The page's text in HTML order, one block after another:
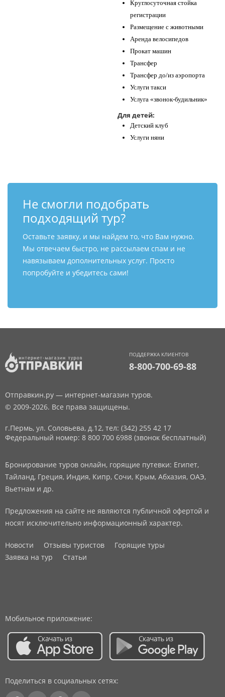
Круглосуточная стойка
регистрации
Размещение с животными
Аренда велосипедов
Прокат машин
Трансфер
Трансфер до/из аэропорта
Услуги такси
Услуга «звонок-будильник»
Для детей:
Детский клуб
Услуги няни
Не смогли подобрать
подходящий тур?
Оставьте заявку, и мы найдем то, что Вам нужно.
Мы отвечаем быстро, не рассылаем спам и не
навязываем дополнительных услуг. Просто
попробуйте и убедитесь сами!
ПОДДЕРЖКА КЛИЕНТОВ
8-800-700-69-88
Отправкин.ру — интернет-магазин туров.
© 2009-2026. Все права защищены.
г.Пермь, ул. Соловьева, д.12, тел: (342) 255 42 17
Федеральный номер: 8 800 700 6988 (звонок бесплатный)
Бронирование туров онлайн, горящие путевки: Египет,
Тайланд, Греция, Индия, Кипр, Сочи, Крым, Абхазия, ОАЭ,
Вьетнам и др.
Предложения на сайте не являются публичной офертой и
носят исключительно информационный характер.
Новости Отзывы туристов
Горящие туры
Заявка на тур
Статьи
Мобильное приложение:
Поделиться в социальных сетях: